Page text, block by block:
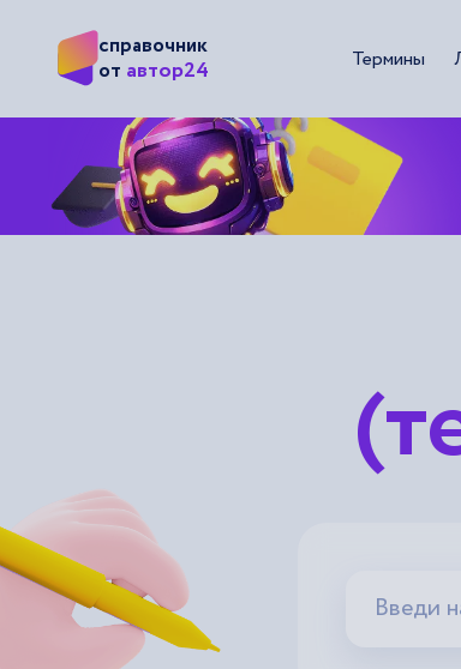
справочник
от автор24 Термины